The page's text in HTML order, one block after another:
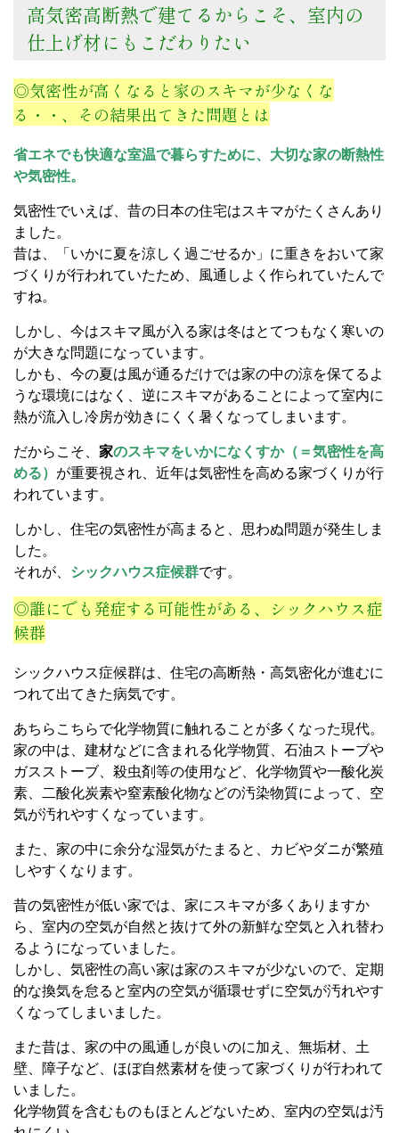
高気密高断熱で建てるからこそ、室内の
仕上げ材にもこだわりたい
◎気密性が高くなると家のスキマが少なくな
る・・、その結果出てきた問題とは
省エネでも快適な室温で暮らすために、大切な家の断熱性
や気密性。
気密性でいえば、昔の日本の住宅はスキマがたくさんあり
ました。
昔は、「いかに夏を涼しく過ごせるか」に重きをおいて家
づくりが行われていたため、風通しよく作られていたんで
すね。
しかし、今はスキマ風が入る家は冬はとてつもなく寒いの
が大きな問題になっています。
しかも、今の夏は風が通るだけでは家の中の涼を保てるよ
うな環境にはなく、逆にスキマがあることによって室内に
熱が流入し冷房が効きにくく暑くなってしまいます。
だからこそ、 家のスキマをいかになくすか（＝気密性を高
める） が重要視され、近年は気密性を高める家づくりが行
われています。
しかし、住宅の気密性が高まると、思わぬ問題が発生しま
した。
それが、 シックハウス症候群です。
◎誰にでも発症する可能性がある、シックハウス症
候群
シックハウス症候群は、住宅の高断熱・高気密化が進むに
つれて出てきた病気です。
あちらこちらで化学物質に触れることが多くなった現代。
家の中は、建材などに含まれる化学物質、石油ストーブや
ガスストーブ、殺虫剤等の使用など、化学物質や一酸化炭
素、二酸化炭素や窒素酸化物などの汚染物質によって、空
気が汚れやすくなっています。
また、家の中に余分な湿気がたまると、カビやダニが繁殖
しやすくなります。
昔の気密性が低い家では、家にスキマが多くありますか
ら、室内の空気が自然と抜けて外の新鮮な空気と入れ替わ
るようになっていました。
しかし、気密性の高い家は家のスキマが少ないので、定期
的な換気を怠ると室内の空気が循環せずに空気が汚れやす
くなってしまいました。
また昔は、家の中の風通しが良いのに加え、無垢材、土
壁、障子など、ほぼ自然素材を使って家づくりが行われて
いました。
化学物質を含むものもほとんどないため、室内の空気は汚